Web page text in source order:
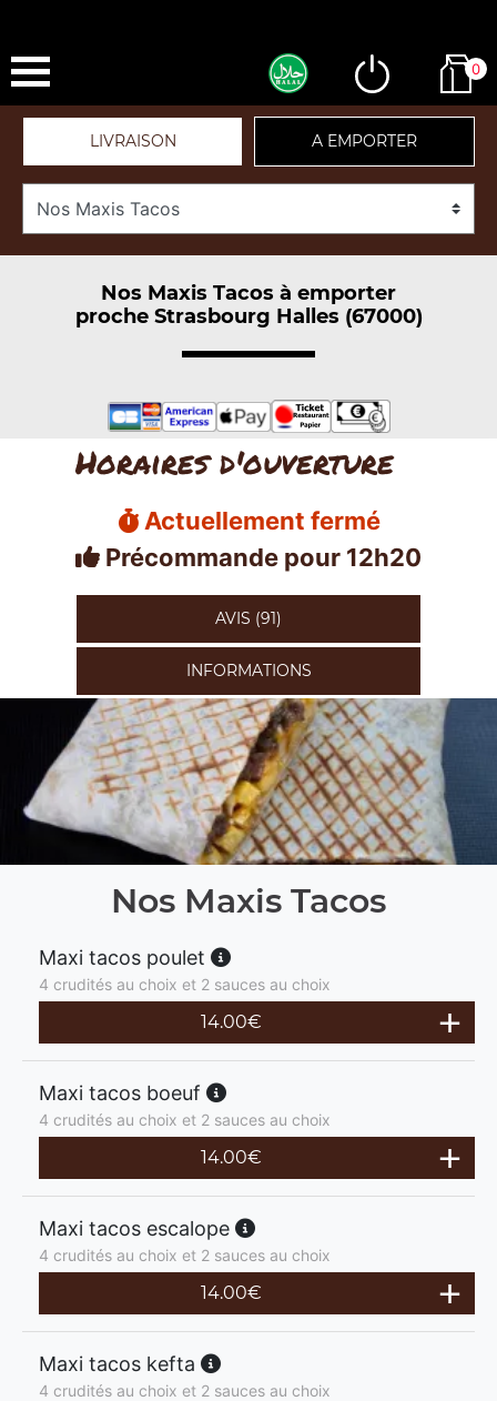
0
LIVRAISON A EMPORTER
Nos Maxis Tacos à emporter
proche Strasbourg Halles (67000)
Horaires d'ouverture
Actuellement fermé
Précommande pour 12h20
AVIS (91)
INFORMATIONS
Nos Maxis Tacos
Maxi tacos poulet
4 crudités au choix et 2 sauces au choix
14.00€
Maxi tacos boeuf
4 crudités au choix et 2 sauces au choix
14.00€
Maxi tacos escalope
4 crudités au choix et 2 sauces au choix
14.00€
Maxi tacos kefta
4 crudités au choix et 2 sauces au choix